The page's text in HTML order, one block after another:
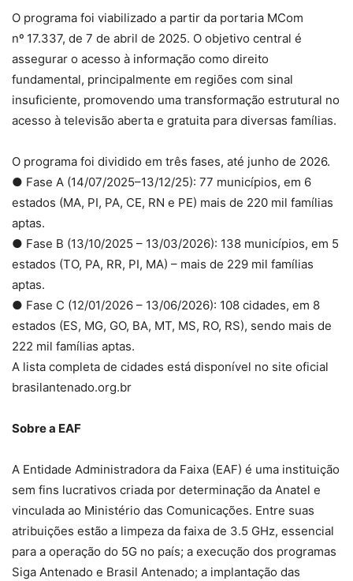
O programa foi viabilizado a partir da portaria MCom
nº 17.337, de 7 de abril de 2025. O objetivo central é
assegurar o acesso à informação como direito
fundamental, principalmente em regiões com sinal
insuficiente, promovendo uma transformação estrutural no
acesso à televisão aberta e gratuita para diversas famílias.
O programa foi dividido em três fases, até junho de 2026.
● Fase A (14/07/2025–13/12/25): 77 municípios, em 6
estados (MA, PI, PA, CE, RN e PE) mais de 220 mil famílias
aptas.
● Fase B (13/10/2025 – 13/03/2026): 138 municípios, em 5
estados (TO, PA, RR, PI, MA) – mais de 229 mil famílias
aptas.
● Fase C (12/01/2026 – 13/06/2026): 108 cidades, em 8
estados (ES, MG, GO, BA, MT, MS, RO, RS), sendo mais de
222 mil famílias aptas.
A lista completa de cidades está disponível no site oficial
brasilantenado.org.br
Sobre a EAF
A Entidade Administradora da Faixa (EAF) é uma instituição
sem fins lucrativos criada por determinação da Anatel e
vinculada ao Ministério das Comunicações. Entre suas
atribuições estão a limpeza da faixa de 3.5 GHz, essencial
para a operação do 5G no país; a execução dos programas
Siga Antenado e Brasil Antenado; a implantação das